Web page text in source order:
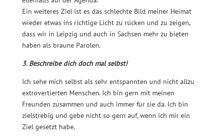
Ein weiteres Ziel ist es das schlechte Bild meiner Heimat
wieder etwas ins richtige Licht zu rücken und zu zeigen,
dass wir in Leipzig und auch in Sachsen mehr zu bieten
haben als braune Parolen.
3. Beschreibe dich doch mal selbst!
Ich sehe mich selbst als sehr entspannten und nicht allzu
extrovertierten Menschen. Ich bin gern mit meinen
Freunden zusammen und auch immer für sie da. Ich bin
zielstrebig und gebe nicht so gern auf, wenn ich mir ein
Ziel gesetzt habe.